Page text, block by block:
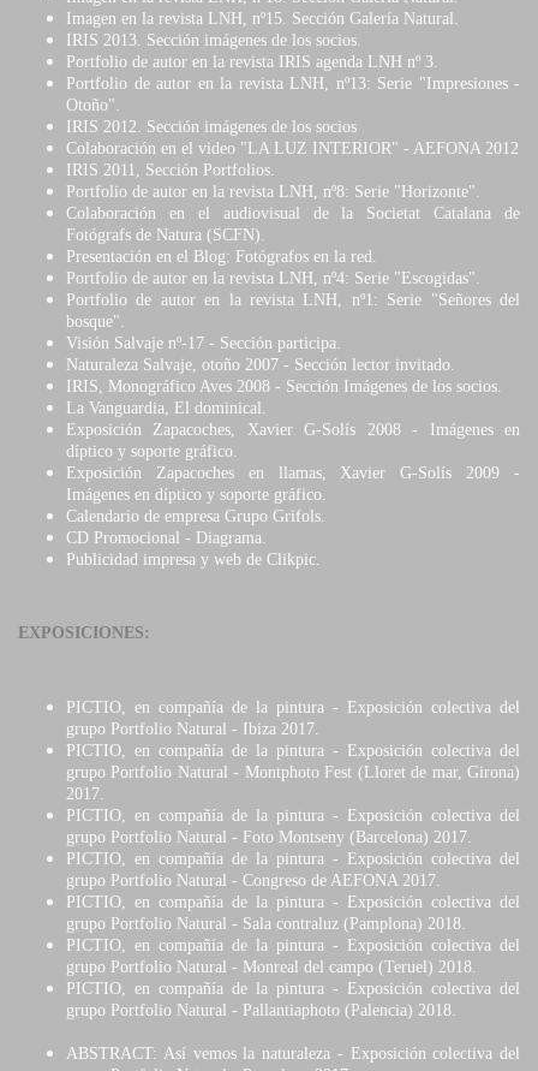
Imagen en la revista LNH, nº15. Sección Galería Natural.
IRIS 2013. Sección imágenes de los socios.
Portfolio de autor en la revista IRIS agenda LNH nº 3.
Portfolio de autor en la revista LNH, nº13: Serie "Impresiones -
Otoño".
IRIS 2012. Sección imágenes de los socios
Colaboración en el video "LA LUZ INTERIOR" - AEFONA 2012
IRIS 2011, Sección Portfolios.
Portfolio de autor en la revista LNH, nº8: Serie "Horizonte".
Colaboración en el audiovisual de la Societat Catalana de
Fotógrafs de Natura (SCFN).
Presentación en el Blog: Fotógrafos en la red.
Portfolio de autor en la revista LNH, nº4: Serie "Escogidas".
Portfolio de autor en la revista LNH, nº1: Serie "Señores del
bosque".
Visión Salvaje nº-17 - Sección participa.
Naturaleza Salvaje, otoño 2007 - Sección lector invitado.
IRIS, Monográfico Aves 2008 - Sección Imágenes de los socios.
La Vanguardia, El dominical.
Exposición Zapacoches, Xavier G-Solís 2008 - Imágenes en
díptico y soporte gráfico.
Exposición Zapacoches en llamas, Xavier G-Solís 2009 -
Imágenes en díptico y soporte gráfico.
Calendario de empresa Grupo Grifols.
CD Promocional - Diagrama.
Publicidad impresa y web de Clikpic.
EXPOSICIONES:
PICTIO, en compañía de la pintura - Exposición colectiva del
grupo Portfolio Natural - Ibiza 2017.
PICTIO, en compañía de la pintura - Exposición colectiva del
grupo Portfolio Natural - Montphoto Fest (Lloret de mar, Girona)
2017.
PICTIO, en compañía de la pintura - Exposición colectiva del
grupo Portfolio Natural - Foto Montseny (Barcelona) 2017.
PICTIO, en compañía de la pintura - Exposición colectiva del
grupo Portfolio Natural - Congreso de AEFONA 2017.
PICTIO, en compañía de la pintura - Exposición colectiva del
grupo Portfolio Natural - Sala contraluz (Pamplona) 2018.
PICTIO, en compañía de la pintura - Exposición colectiva del
grupo Portfolio Natural - Monreal del campo (Teruel) 2018.
PICTIO, en compañía de la pintura - Exposición colectiva del
grupo Portfolio Natural - Pallantiaphoto (Palencia) 2018.
ABSTRACT: Así vemos la naturaleza - Exposición colectiva del